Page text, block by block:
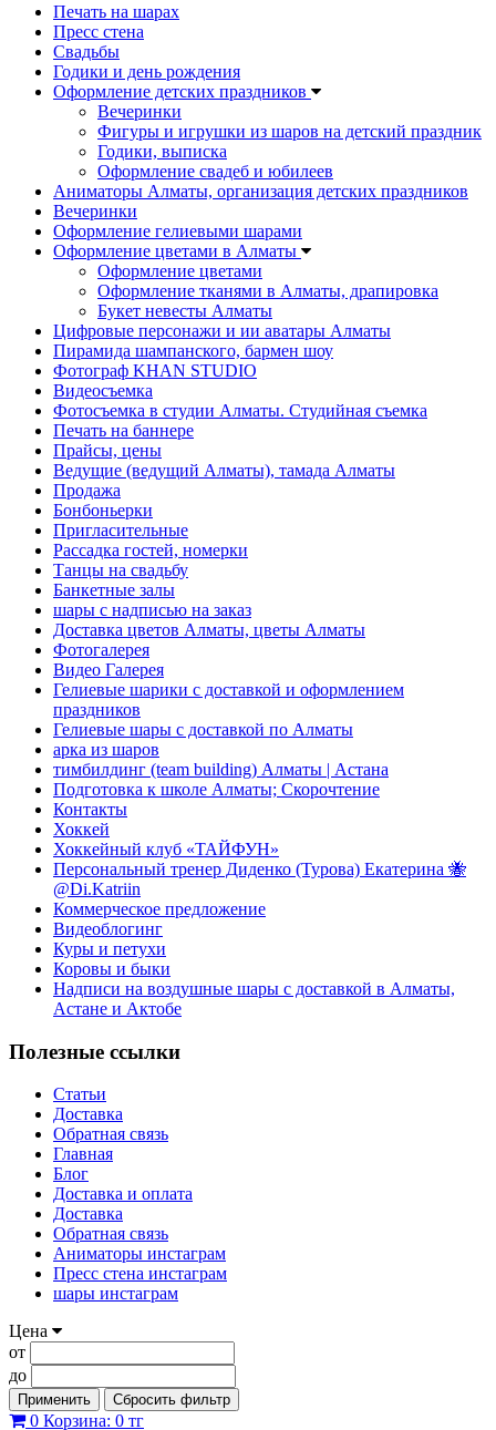
Печать на шарах
Пресс стена
Свадьбы
Годики и день рождения
Оформление детских праздников
Вечеринки
Фигуры и игрушки из шаров на детский праздник
Годики, выписка
Оформление свадеб и юбилеев
Аниматоры Алматы, организация детских праздников
Вечеринки
Оформление гелиевыми шарами
Оформление цветами в Алматы
Оформление цветами
Оформление тканями в Алматы, драпировка
Букет невесты Алматы
Цифровые персонажи и ии аватары Алматы
Пирамида шампанского, бармен шоу
Фотограф KHAN STUDIO
Видеосъемка
Фотосъемка в студии Алматы. Студийная съемка
Печать на баннере
Прайсы, цены
Ведущие (ведущий Алматы), тамада Алматы
Продажа
Бонбоньерки
Пригласительные
Рассадка гостей, номерки
Танцы на свадьбу
Банкетные залы
шары с надписью на заказ
Доставка цветов Алматы, цветы Алматы
Фотогалерея
Видео Галерея
Гелиевые шарики с доставкой и оформлением
праздников
Гелиевые шары с доставкой по Алматы
арка из шаров
тимбилдинг (team building) Алматы | Астана
Подготовка к школе Алматы; Скорочтение
Контакты
Хоккей
Хоккейный клуб «ТАЙФУН»
Персональный тренер Диденко (Турова) Екатерина 🐝
@Di.Katriin
Коммерческое предложение
Видеоблогинг
Куры и петухи
Коровы и быки
Надписи на воздушные шары с доставкой в Алматы,
Астане и Актобе
Полезные ссылки
Статьи
Доставка
Обратная связь
Главная
Блог
Доставка и оплата
Доставка
Обратная связь
Аниматоры инстаграм
Пресс стена инстаграм
шары инстаграм
Цена
от
до
Применить Сбросить фильтр
0 Корзина: 0 тг